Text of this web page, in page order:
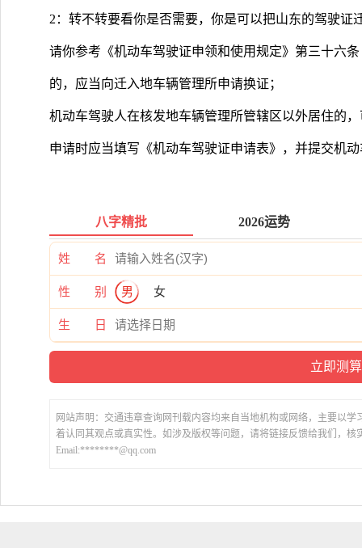
2：转不转要看你是否需要，你是可以把山东的驾驶证
请你参考《机动车驾驶证申领和使用规定》第三十六
的，应当向迁入地车辆管理所申请换证；
机动车驾驶人在核发地车辆管理所管辖区以外居住的
申请时应当填写《机动车驾驶证申请表》，并提交机
八字精批 2026运势
姓 名
性 别 男 女
生 日
网站声明：交通违章查询网刊载内容均来自当地机构或网络，主要以
着认同其观点或真实性。如涉及版权等问题，请将链接反馈给我们，核
Email:********@qq.com